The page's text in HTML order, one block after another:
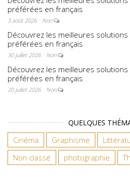
préférées en français
3 août 2026 Non
Découvrez les meilleures
préférées en français
30 juillet 2026 Non
Découvrez les meilleures
préférées en français
20 juillet 2026 Non
QUELQUES
Cinéma Graphisme
Non classé
photographie